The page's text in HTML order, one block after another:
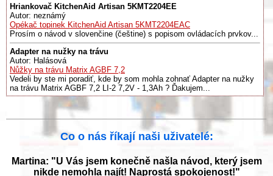
Hriankovač KitchenAid Artisan 5KMT2204EE
Autor: neznámý
Opékač topinek KitchenAid Artisan 5KMT2204EAC
Prosím o návod v slovenčine (češtine) s popisom ovládacích prvkov...
Adapter na nužky na trávu
Autor: Halásová
Nůžky na trávu Matrix AGBF 7,2
Vedeli by ste mi poradiť, kde by som mohla zohnať Adapter na nužky
na trávu Matrix AGBF 7,2 LI-2 7,2V - 1,3Ah ? Ďakujem...
Co o nás říkají naši uživatelé:
Martina: "U Vás jsem konečně našla návod, který jsem
nikde nemohla najít! Naprostá spokojenost!"